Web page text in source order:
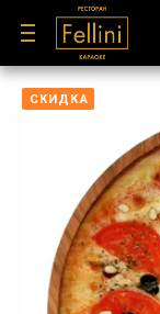
СКИДКА